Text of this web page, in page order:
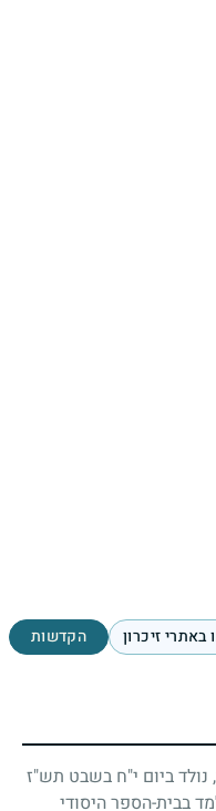
באתרי זיכרון הקדשות
ביום י"ח בשבט תש"ז
בבית-הספר היסודי